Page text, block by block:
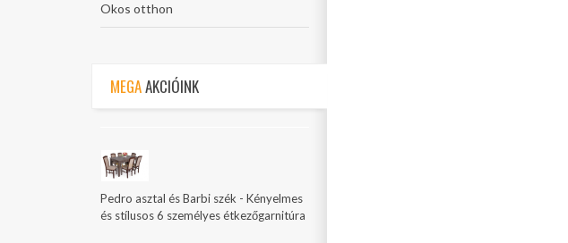
Okos otthon
MEGAAKCIÓINK
Pedro asztal és Barbi szék - Kényelmes
és stílusos 6 személyes étkezőgarnitúra